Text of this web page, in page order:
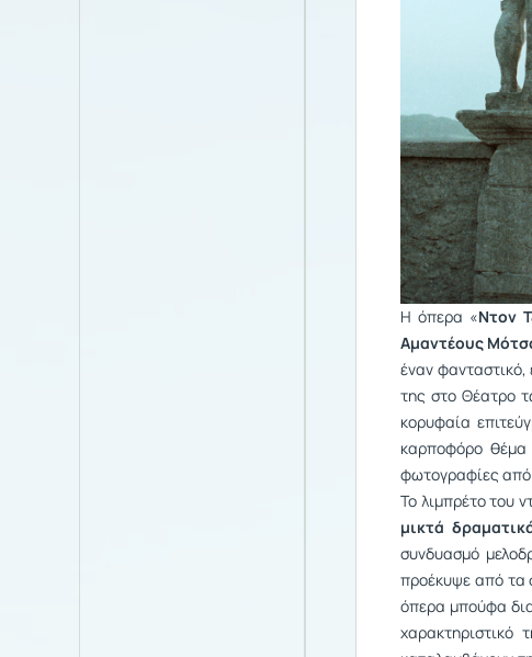
Η όπερα «Ντον
Αμαντέους
έναν
της στο Θέατρο
κορυφαία
καρποφόρο θέμα
φωτογραφίες από
Το λιμπρέτο του
μικτά
συνδυασμό
προέκυψε από τα
όπερα μπούφα